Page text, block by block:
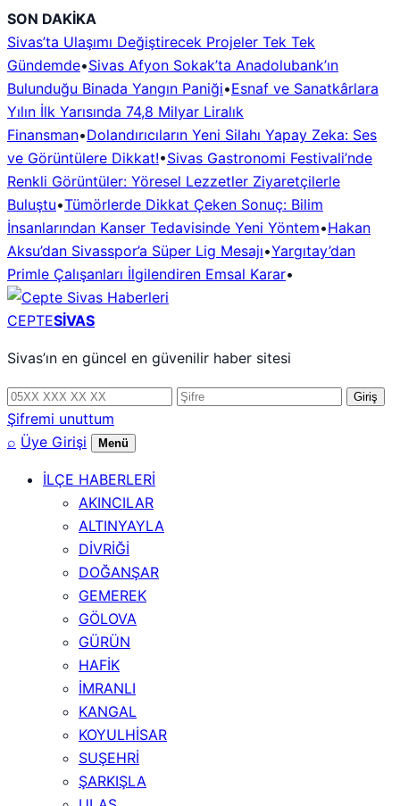
İçeriğe
geç
SON DAKİKA
Sivas’ta Ulaşımı Değiştirecek Projeler Tek Tek
Gündemde•Sivas Afyon Sokak’ta Anadolubank’ın
Bulunduğu Binada Yangın Paniği•Esnaf ve Sanatkârlara
Yılın İlk Yarısında 74,8 Milyar Liralık
Finansman•Dolandırıcıların Yeni Silahı Yapay Zeka: Ses
ve Görüntülere Dikkat!•Sivas Gastronomi Festivali’nde
Renkli Görüntüler: Yöresel Lezzetler Ziyaretçilerle
Buluştu•Tümörlerde Dikkat Çeken Sonuç: Bilim
İnsanlarından Kanser Tedavisinde Yeni Yöntem•Hakan
Aksu’dan Sivasspor’a Süper Lig Mesajı•Yargıtay’dan
Primle Çalışanları İlgilendiren Emsal Karar•
CEPTESİVAS
Sivas’ın en güncel en güvenilir haber sitesi
Telefon
numarası
Şifre Giriş
Şifremi unuttum
⌕ Üye Girişi Menü
İLÇE HABERLERİ
AKINCILAR
ALTINYAYLA
DİVRİĞİ
DOĞANŞAR
GEMEREK
GÖLOVA
GÜRÜN
HAFİK
İMRANLI
KANGAL
KOYULHİSAR
SUŞEHRİ
ŞARKIŞLA